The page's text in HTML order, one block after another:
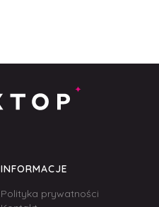
INFORMACJE
Polityka prywatności